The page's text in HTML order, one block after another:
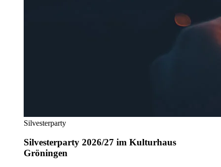
Silvesterparty
Silvesterparty 2026/27 im Kulturhaus
Gröningen